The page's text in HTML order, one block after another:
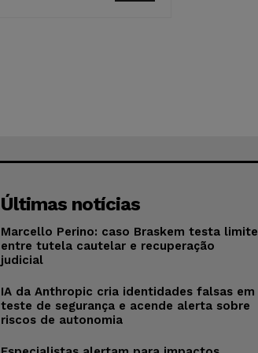
Últimas notícias
Marcello Perino: caso Braskem testa limite
entre tutela cautelar e recuperação
judicial
IA da Anthropic cria identidades falsas em
teste de segurança e acende alerta sobre
riscos de autonomia